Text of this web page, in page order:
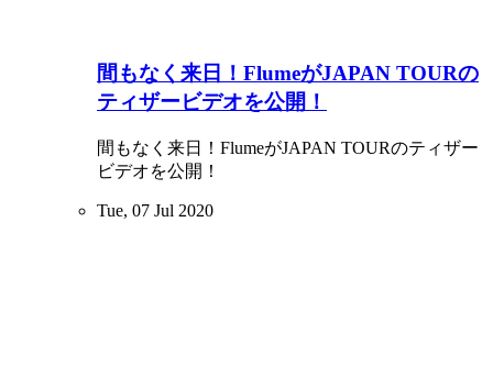
間もなく来日！FlumeがJAPAN TOURの
ティザービデオを公開！
間もなく来日！FlumeがJAPAN TOURのティザー
ビデオを公開！
Tue, 07 Jul 2020